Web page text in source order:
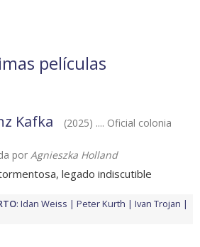
películas
Kafka
(2025) .... Oficial colonia
por Agnieszka Holland
legado indiscutible
: Idan Weiss Peter Kurth
Ivan Trojan